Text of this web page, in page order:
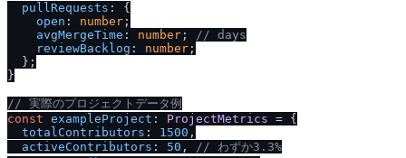
pullRequests : {
open : number ;
avgMergeTime : number ; // days
reviewBacklog : number ;
  };
}
// 実際のプロジェクトデータ例
const exampleProject : ProjectMetrics = {
totalContributors : 1500 ,
activeContributors : 50 , // わずか3.3%